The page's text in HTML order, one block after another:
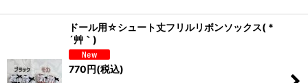
ドール用☆シュート丈フリルリボンソックス( *
´艸｀)
770円(税込)